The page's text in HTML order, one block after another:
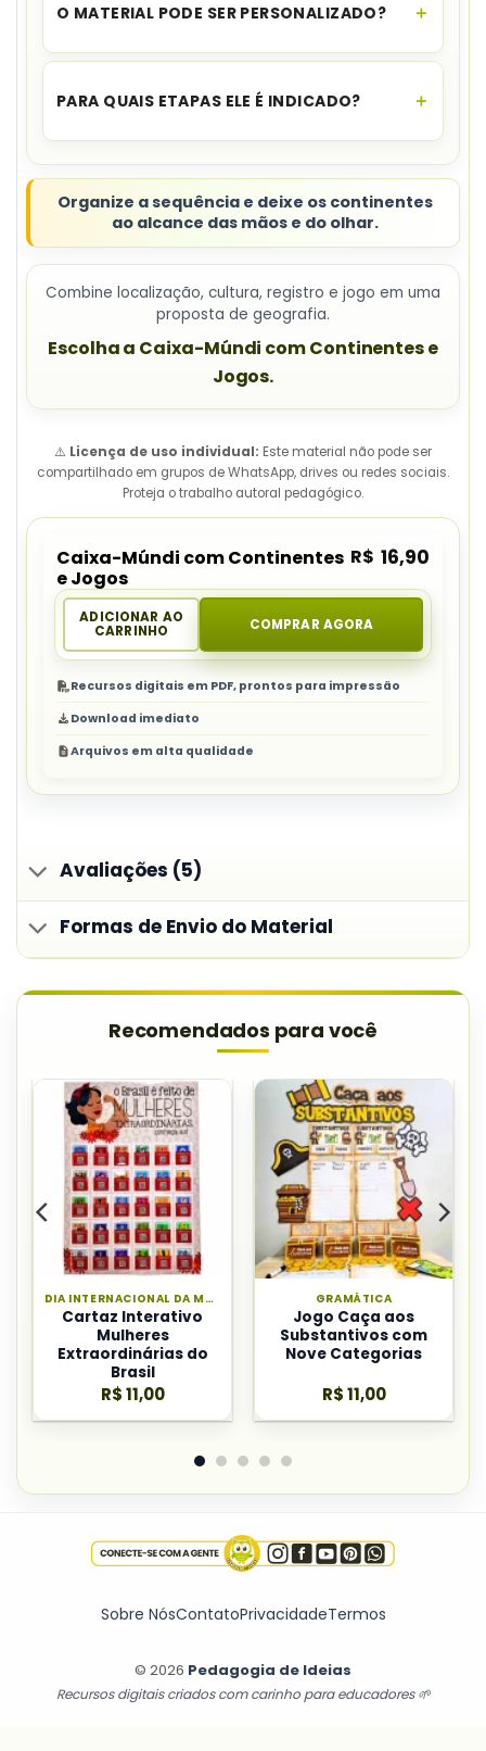
plano de aula.
O MATERIAL PODE SER PERSONALIZADO?
Sim. Os arquivos editáveis permitem incluir o
PARA QUAIS ETAPAS ELE É INDICADO?
Organize a sequência e deixe os continentes
ao alcance das mãos e do olhar.
Combine localização, cultura, registro e jogo em uma
proposta de geografia.
Escolha a Caixa-Múndi com Continentes e
Jogos.
⚠️ Licença de uso individual: Este material não pode ser
compartilhado em grupos de WhatsApp, drives ou redes sociais.
Proteja o trabalho autoral pedagógico.
Caixa-Múndi com Continentes
e Jogos
R$ 16,90
ADICIONAR AO
CARRINHO
COMPRAR AGORA
Recursos digitais em PDF, prontos para impressão
Download imediato
Arquivos em alta qualidade
Avaliações (5)
Formas de Envio do Material
Recomendados para você
DIA INTERNACIONAL DA MULHER
Cartaz Interativo
Mulheres
Extraordinárias do
Brasil
R$11,00
GRAMÁTICA
Jogo Caça aos
Substantivos com
Nove Categorias
R$11,00
Sobre NósContatoPrivacidadeTermos
© 2026 Pedagogia de Ideias
Recursos digitais criados com carinho para educadores 🌱